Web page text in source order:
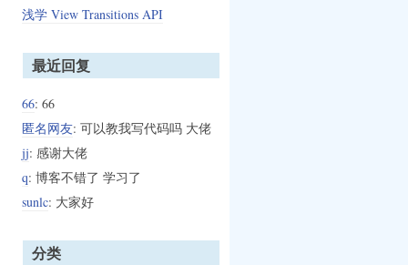
浅学 View Transitions API
最近回复
66: 66
匿名网友: 可以教我写代码吗 大佬
jj: 感谢大佬
q: 博客不错了 学习了
sunlc: 大家好
分类